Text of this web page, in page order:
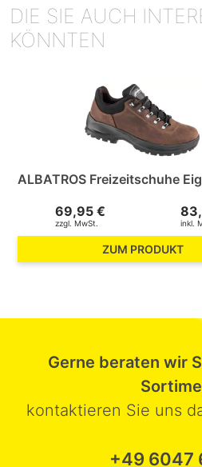
DIE SIE AUCH
KÖNNTEN
ALBATROS Freizeitschuhe
ZUM PRODUKT
69,95 €
zzgl. MwSt. inkl.
Gerne beraten wir
kontaktieren Sie uns
+49 6047